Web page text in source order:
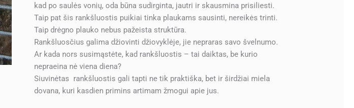
kad po saulės vonių, oda būna sudirginta, jautri ir skausmina prisiliesti.
Taip pat šis rankšluostis puikiai tinka plaukams sausinti, nereikės trinti.
Taip drėgno plauko nebus pažeista struktūra.
Rankšluosčius galima džiovinti džiovyklėje, jie nepraras savo švelnumo.
Ar kada nors susimąstėte, kad rankšluostis – tai daiktas, be kurio
nepraeina nė viena diena?
Siuvinėtas rankšluostis gali tapti ne tik praktiška, bet ir širdžiai miela
dovana, kuri kasdien primins artimam žmogui apie jus.